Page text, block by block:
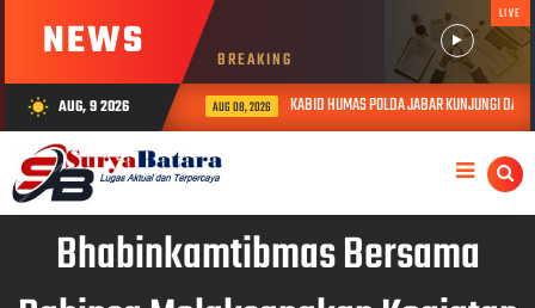
NEWS BREAKING
LIVE
wb_sunny AUG, 9 2026 AUG 08, 2026 KABID HUMAS POLDA JABAR KUNJUNGI DAN
Bhabinkamtibmas Bersama